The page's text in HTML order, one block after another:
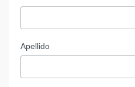
Apellido